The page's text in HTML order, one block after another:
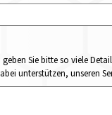
Sie bitte so viele
unterstützen, unseren